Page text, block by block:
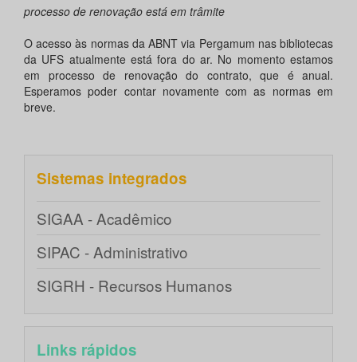
processo de renovação está em trâmite
O acesso às normas da ABNT via Pergamum nas bibliotecas
da UFS atualmente está fora do ar. No momento estamos
em processo de renovação do contrato, que é anual.
Esperamos poder contar novamente com as normas em
breve.
Sistemas integrados
SIGAA - Acadêmico
SIPAC - Administrativo
SIGRH - Recursos Humanos
Links rápidos